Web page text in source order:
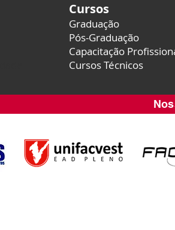
Cursos
Graduação
Pós-Graduação
Capacitação
Cursos Técnicos